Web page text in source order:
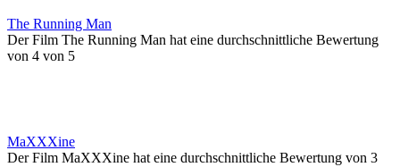
The Running Man
Der Film The Running Man hat eine durchschnittliche Bewertung
von 4 von 5
MaXXXine
Der Film MaXXXine hat eine durchschnittliche Bewertung von 3